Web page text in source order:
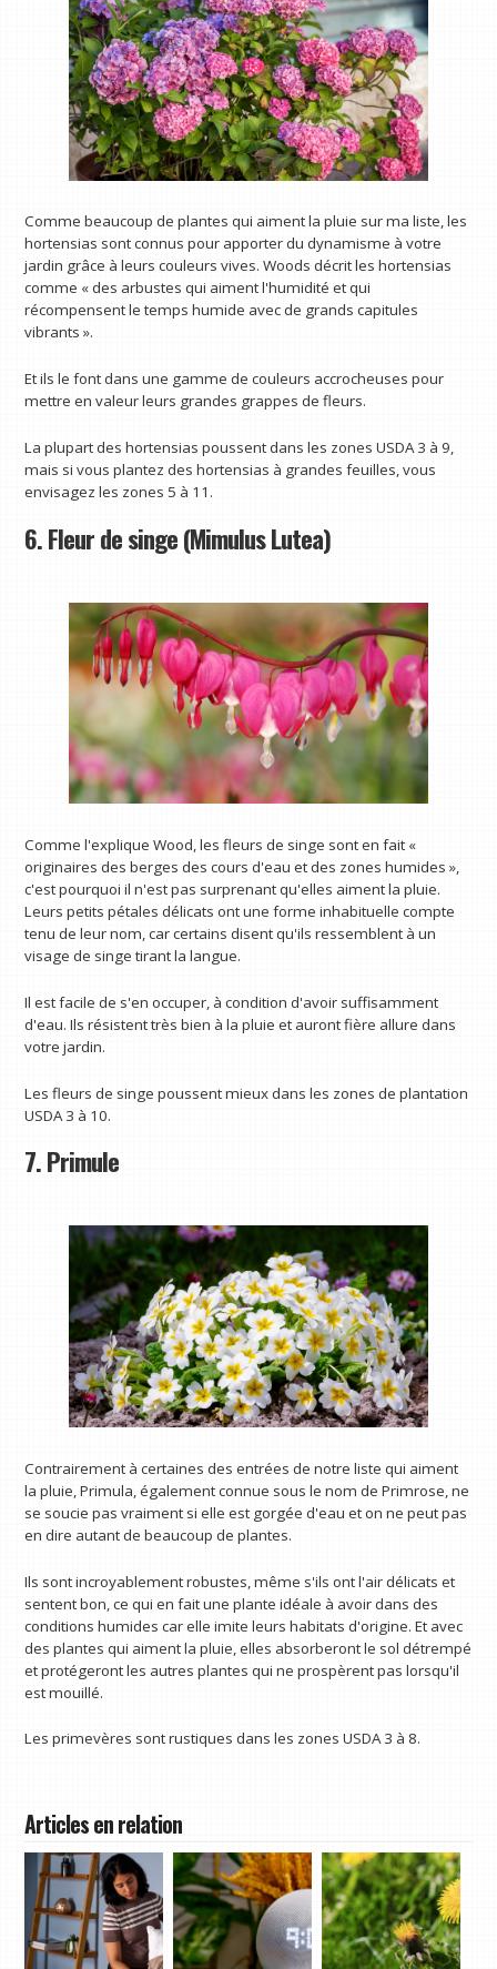
Comme beaucoup de plantes qui aiment la pluie sur ma liste, les
hortensias sont connus pour apporter du dynamisme à votre
jardin grâce à leurs couleurs vives. Woods décrit les hortensias
comme « des arbustes qui aiment l'humidité et qui
récompensent le temps humide avec de grands capitules
vibrants ».
Et ils le font dans une gamme de couleurs accrocheuses pour
mettre en valeur leurs grandes grappes de fleurs.
La plupart des hortensias poussent dans les zones USDA 3 à 9,
mais si vous plantez des hortensias à grandes feuilles, vous
envisagez les zones 5 à 11.
6. Fleur de singe (Mimulus Lutea)
Comme l'explique Wood, les fleurs de singe sont en fait «
originaires des berges des cours d'eau et des zones humides »,
c'est pourquoi il n'est pas surprenant qu'elles aiment la pluie.
Leurs petits pétales délicats ont une forme inhabituelle compte
tenu de leur nom, car certains disent qu'ils ressemblent à un
visage de singe tirant la langue.
Il est facile de s'en occuper, à condition d'avoir suffisamment
d'eau. Ils résistent très bien à la pluie et auront fière allure dans
votre jardin.
Les fleurs de singe poussent mieux dans les zones de plantation
USDA 3 à 10.
7. Primule
Contrairement à certaines des entrées de notre liste qui aiment
la pluie, Primula, également connue sous le nom de Primrose, ne
se soucie pas vraiment si elle est gorgée d'eau et on ne peut pas
en dire autant de beaucoup de plantes.
Ils sont incroyablement robustes, même s'ils ont l'air délicats et
sentent bon, ce qui en fait une plante idéale à avoir dans des
conditions humides car elle imite leurs habitats d'origine. Et avec
des plantes qui aiment la pluie, elles absorberont le sol détrempé
et protégeront les autres plantes qui ne prospèrent pas lorsqu'il
est mouillé.
Les primevères sont rustiques dans les zones USDA 3 à 8.
Articles en relation